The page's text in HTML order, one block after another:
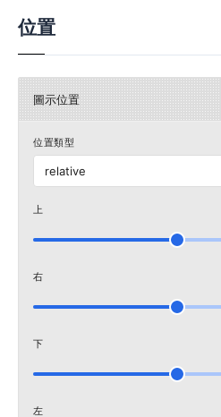
位置
圖示位置
位置類型
relative
上
右
下
左